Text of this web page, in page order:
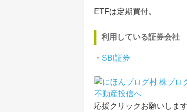
ETFは定期買付。
利用している証券会社
・ SBI証券
応援クリックお願いしま